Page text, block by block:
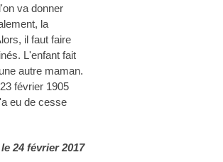
va donner
la
il faut faire
L'enfant fait
autre maman.
février 1905
eu de cesse
24 février 2017